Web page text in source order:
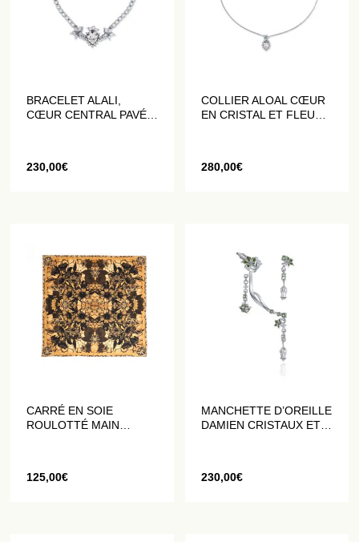
BRACELET ALALI,
CŒUR CENTRAL PAVÉ
230,00€
COLLIER ALOAL CŒUR
EN CRISTAL ET FLEURS
280,00€
CARRÉ EN SOIE
ROULOTTÉ MAIN
125,00€
MANCHETTE D’OREILLE
DAMIEN CRISTAUX ET
230,00€